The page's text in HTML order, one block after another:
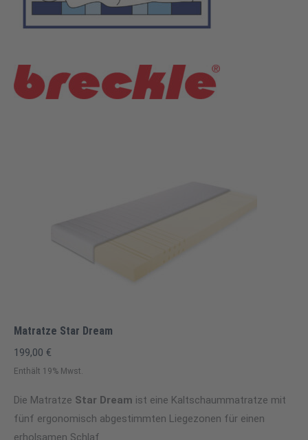
Matratze Star Dream
199,00 €
Enthält 19% Mwst.
Die Matratze Star Dream ist eine Kaltschaummatratze mit
fünf ergonomisch abgestimmten Liegezonen für einen
erholsamen Schlaf